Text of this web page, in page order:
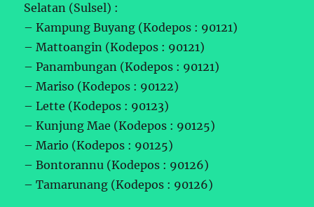
Selatan (Sulsel) :
– Kampung Buyang (Kodepos : 90121)
– Mattoangin (Kodepos : 90121)
– Panambungan (Kodepos : 90121)
– Mariso (Kodepos : 90122)
– Lette (Kodepos : 90123)
– Kunjung Mae (Kodepos : 90125)
– Mario (Kodepos : 90125)
– Bontorannu (Kodepos : 90126)
– Tamarunang (Kodepos : 90126)